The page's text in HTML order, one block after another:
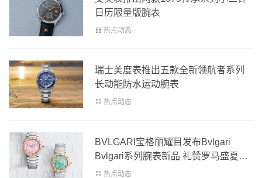
日历限量版腕表
热点动态
瑞士美度表推出五款全新领航者系列
长动能防水运动腕表
热点动态
BVLGARI宝格丽耀目发布Bvlgari
Bvlgari系列腕表新品 礼赞罗马盛夏时
光 热点动态